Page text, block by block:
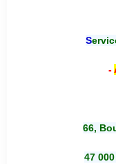
S
-
66,
47 000